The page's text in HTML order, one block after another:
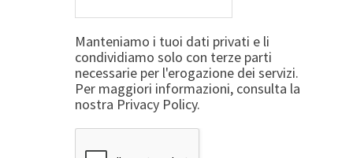
Manteniamo i tuoi dati privati e li
condividiamo solo con terze parti
necessarie per l'erogazione dei servizi.
Per maggiori informazioni, consulta la
nostra Privacy Policy.